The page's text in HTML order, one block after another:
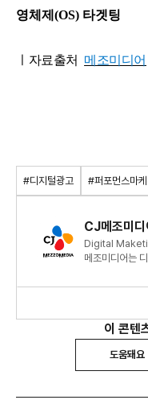
영체제(OS) 타겟팅
ㅣ자료출처 메조미디어
#디지털광고 #퍼포먼스마
CJ메조미
Digital
메조미디어는
이 콘텐
도움돼요